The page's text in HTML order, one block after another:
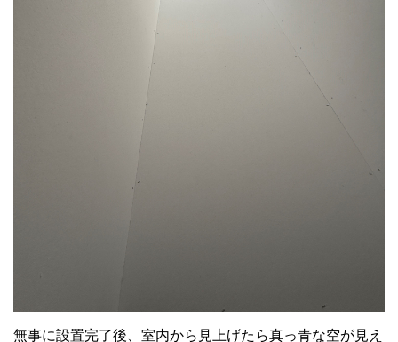
無事に設置完了後、室内から見上げたら真っ青な空が見え